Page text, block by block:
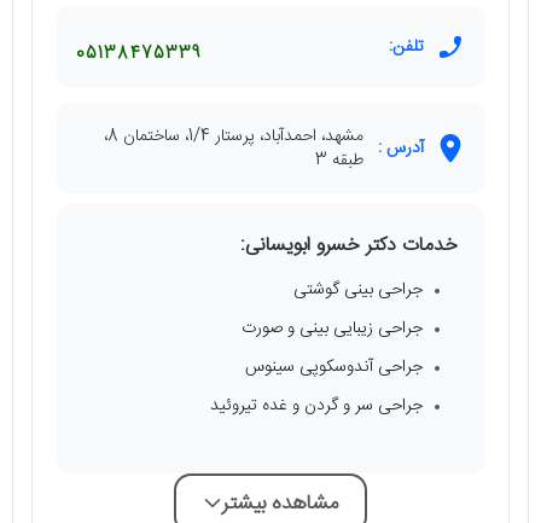
تلفن: 05138475339
آدرس :
مشهد، احمدآباد، پرستار 1/4، ساختمان 8،
طبقه 3
خدمات دکتر خسرو ابویسانی:
جراحی بینی گوشتی
جراحی زیبایی بینی و صورت
جراحی آندوسکوپی سینوس
جراحی سر و گردن و غده تیروئید
مشاهده بیشتر